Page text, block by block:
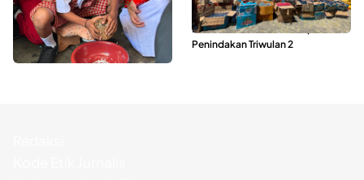
Tak Sekadar Memarut Kelapa,
Kukuran Tongole Jadi Media
Belajar Etnosains
Polda Maluku Utara Musnahkan
Ribuan Liter Miras Hasil Operasi
Penindakan Triwulan 2